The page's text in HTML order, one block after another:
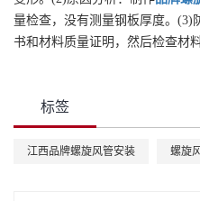
量检查，没有测量钢板厚度。(3)
书和材料质量证明，然后检查材
标签
江西品牌螺旋风管安装 螺旋